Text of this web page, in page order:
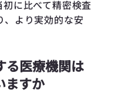
に比べて精密検査
、より実効的な安
る医療機関は
ますか